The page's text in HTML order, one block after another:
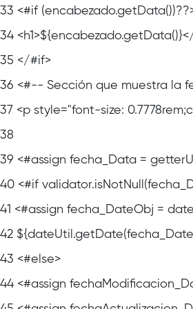
33 <#if
34
35 </#if>
36 <#-- Sección que muestra la
37 <p style="font-size:
38
39 <#assign fecha_Data =
40 <#if
41 <#assign fecha_DateObj =
42
43 <#else>
44 <#assign